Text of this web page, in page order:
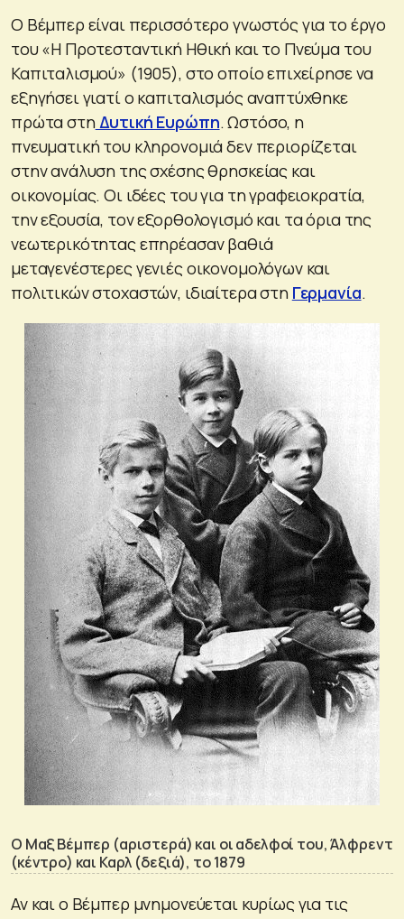
Ο Βέμπερ είναι περισσότερο γνωστός για το έργο
του «Η Προτεσταντική Ηθική και το Πνεύμα του
Καπιταλισμού» (1905), στο οποίο επιχείρησε να
εξηγήσει γιατί ο καπιταλισμός αναπτύχθηκε
πρώτα στηΔυτική Ευρώπη. Ωστόσο, η
πνευματική του κληρονομιά δεν περιορίζεται
στην ανάλυση της σχέσης θρησκείας και
οικονομίας. Οι ιδέες του για τη γραφειοκρατία,
την εξουσία, τον εξορθολογισμό και τα όρια της
νεωτερικότητας επηρέασαν βαθιά
μεταγενέστερες γενιές οικονομολόγων και
πολιτικών στοχαστών, ιδιαίτερα στη Γερμανία.
Ο Μαξ Βέμπερ (αριστερά) και οι αδελφοί του, Άλφρεντ
(κέντρο) και Καρλ (δεξιά), το 1879
Αν και ο Βέμπερ μνημονεύεται κυρίως για τις